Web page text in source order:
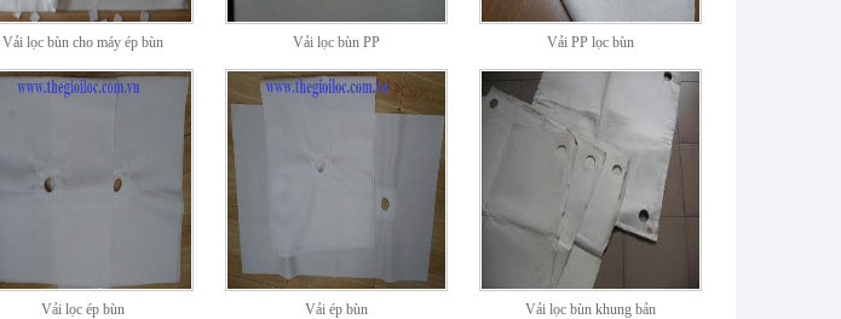
Vải lọc bùn cho máy ép bùn Vải lọc bùn PP Vải PP lọc bùn
Vải lọc ép bùn Vải ép bùn Vải lọc bùn khung bản